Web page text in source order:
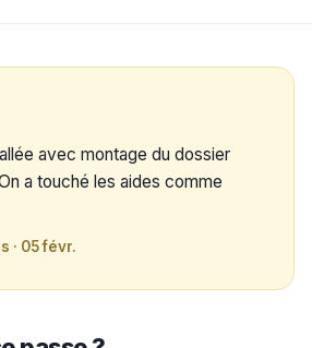
avec montage du dossier
a touché les aides comme
· 05 févr.